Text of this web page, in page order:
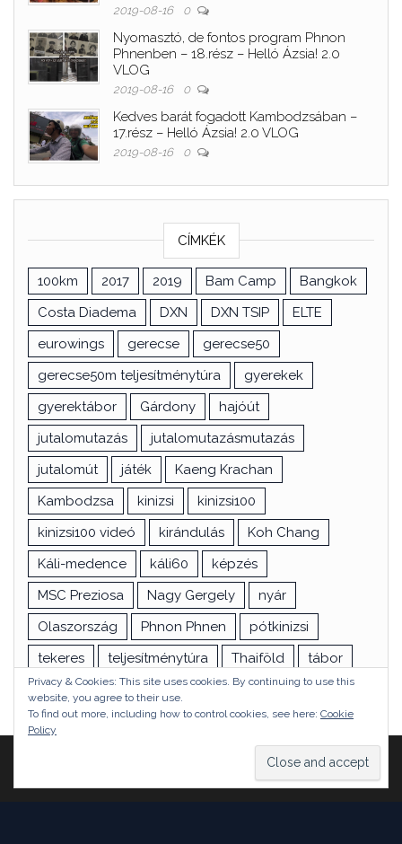
2019-08-16 0
Nyomasztó, de fontos program Phnon
Phnenben – 18.rész – Helló Ázsia! 2.0
VLOG
2019-08-16 0
Kedves barát fogadott Kambodzsában –
17.rész – Helló Ázsia! 2.0 VLOG
2019-08-16 0
CÍMKÉK
100km 2017 2019 Bam Camp
Bangkok
Costa Diadema
DXN DXN TSIP
ELTE
eurowings
gerecse
gerecse50
gerecse50m teljesítménytúra
gyerekek
gyerektábor
Gárdony
hajóút
jutalomutazás
jutalomutazásmutazás
jutalomút
játék
Kaeng Krachan
Kambodzsa
kinizsi
kinizsi100
kinizsi100 videó
kirándulás
Koh Chang
Káli-medence
káli60
képzés
MSC Preziosa
Nagy Gergely
nyár
Olaszország
Phnon Phnen
pótkinizsi
tekeres
teljesítménytúra Thaiföld
tábor
túra
utazás vizsga Ázsia
Theme:Head Blog
Privacy & Cookies: This site uses cookies. By continuing to use this
website, you agree to their use.
To find out more, including how to control cookies, see here: Cookie
Policy